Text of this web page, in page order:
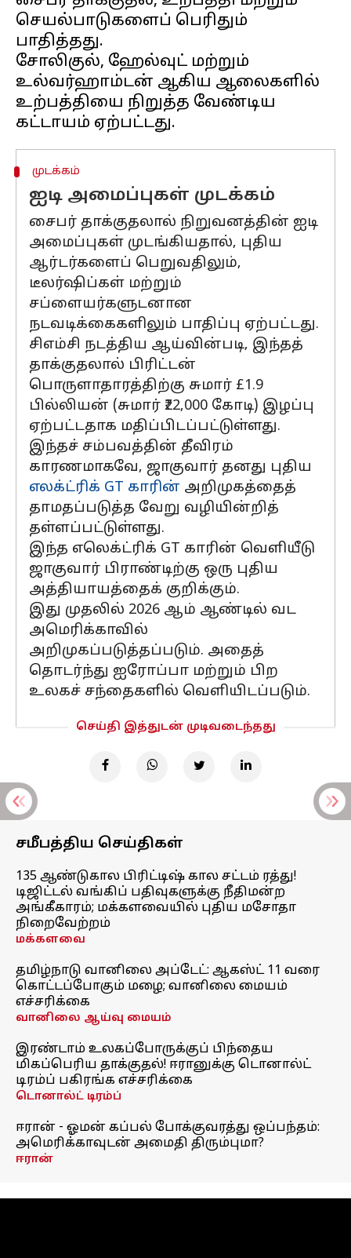
செயல்பாடுகளைப் பெரிதும்
பாதித்தது.
சோலிகுல், ஹேல்வுட் மற்றும்
உல்வர்ஹாம்டன் ஆகிய ஆலைகளில்
உற்பத்தியை நிறுத்த வேண்டிய
முடக்கம்
ஐடி அமைப்புகள் முடக்கம்
சைபர் தாக்குதலால் நிறுவனத்தின் ஐடி
அமைப்புகள் முடங்கியதால், புதிய
ஆர்டர்களைப் பெறுவதிலும்,
டீலர்ஷிப்கள் மற்றும்
சப்ளையர்களுடனான
நடவடிக்கைகளிலும் பாதிப்பு ஏற்பட்டது.
சிஎம்சி நடத்திய ஆய்வின்படி, இந்தத்
தாக்குதலால் பிரிட்டன்
பொருளாதாரத்திற்கு சுமார் £1.9
பில்லியன் (சுமார் ₹22,000 கோடி) இழப்பு
ஏற்பட்டதாக மதிப்பிடப்பட்டுள்ளது.
இந்தச் சம்பவத்தின் தீவிரம்
காரணமாகவே, ஜாகுவார் தனது புதிய
எலக்ட்ரிக் GT காரின் அறிமுகத்தைத்
தாமதப்படுத்த வேறு வழியின்றித்
தள்ளப்பட்டுள்ளது.
இந்த எலெக்ட்ரிக் GT காரின் வெளியீடு
ஜாகுவார் பிராண்டிற்கு ஒரு புதிய
அத்தியாயத்தைக் குறிக்கும்.
இது முதலில் 2026 ஆம் ஆண்டில் வட
அமெரிக்காவில்
அறிமுகப்படுத்தப்படும். அதைத்
தொடர்ந்து ஐரோப்பா மற்றும் பிற
உலகச் சந்தைகளில் வெளியிடப்படும்.
செய்தி இத்துடன் முடிவடைந்தது
சமீபத்திய செய்திகள்
135 ஆண்டுகால பிரிட்டிஷ் கால சட்டம் ரத்து!
டிஜிட்டல் வங்கிப் பதிவுகளுக்கு நீதிமன்ற
அங்கீகாரம்; மக்களவையில் புதிய மசோதா
நிறைவேற்றம்
மக்களவை
தமிழ்நாடு வானிலை அப்டேட்: ஆகஸ்ட் 11 வரை
கொட்டப்போகும் மழை; வானிலை மையம்
எச்சரிக்கை
வானிலை ஆய்வு மையம்
இரண்டாம் உலகப்போருக்குப் பிந்தைய
மிகப்பெரிய தாக்குதல்! ஈரானுக்கு டொனால்ட்
டிரம்ப் பகிரங்க எச்சரிக்கை
டொனால்ட் டிரம்ப்
ஈரான் - ஓமன் கப்பல் போக்குவரத்து ஒப்பந்தம்:
அமெரிக்காவுடன் அமைதி திரும்புமா?
ஈரான்